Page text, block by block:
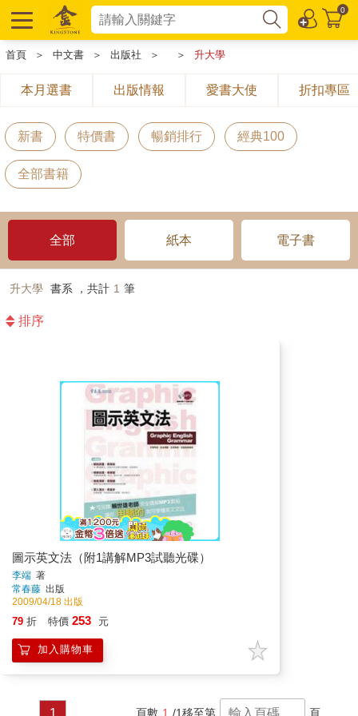
0
首頁 ＞ 中文書 ＞ 出版社 ＞ ＞ 升大學
本月選書 出版情報 愛書大使 折扣專區
新書 特價書 暢銷排行 經典100
全部書籍
全部 紙本 電子書
升大學 書系 ，共計 1 筆
排序
圖示英文法（附1講解MP3試聽光碟）
李端 著
常春藤 出版
2009/04/18 出版
79 折 特價 253 元
加入購物車
1 頁數 1 /1移至第 頁